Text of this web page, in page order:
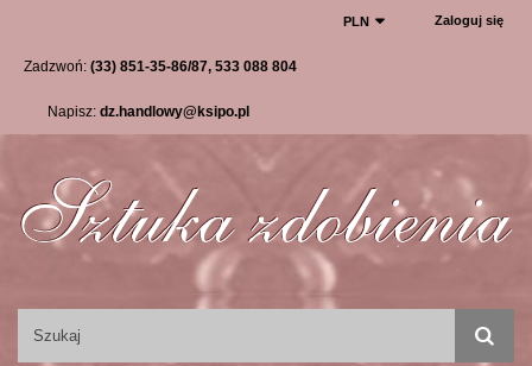
Zaloguj się
PLN
Zadzwoń: (33) 851-35-86/87, 533 088 804
Napisz: dz.handlowy@ksipo.pl